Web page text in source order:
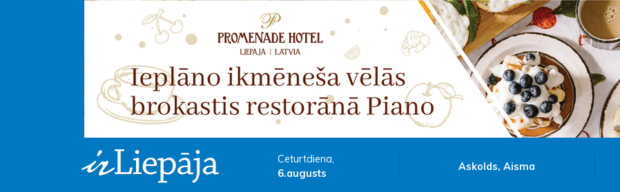
Ceturtdiena,
6.augusts
Askolds, Aisma